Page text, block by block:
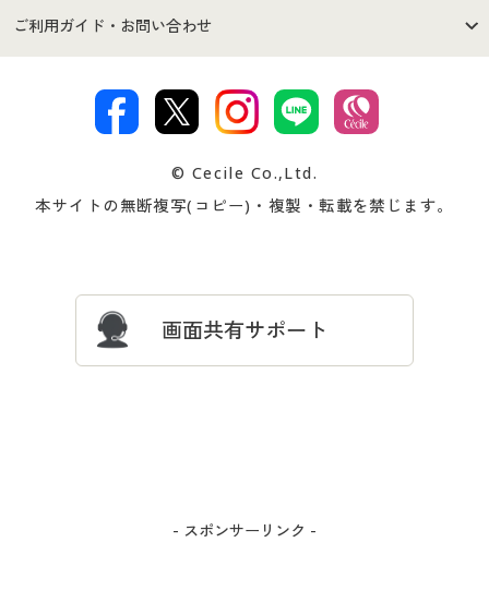
セシールご利用規約
著作権・商標について 会社案内
商品カテゴリ
プレゼント＆キャンペーン サイトマップ
ご利用ガイド・お問い合わせ
交換・返品は お支払は
ついて
忘れの場合
© Cecile Co.,Ltd.
本サイトの無断複写(コピー)・複製・転載を禁じます。
画面共有サポート
- スポンサーリンク -